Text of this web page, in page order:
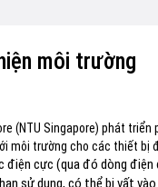
môi trường
(NTU Singapore) phát
môi trường cho các thiết bị
cực (qua đó dòng
sử dụng, có thể bị vất